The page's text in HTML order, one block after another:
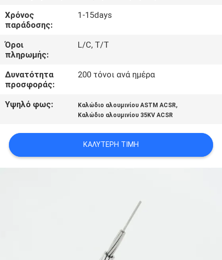
ΕΠΑΦΉ
ΜΕ
ΕΙΔΉΣΕΙΣ
ΖΗΤΉΣΤΕ
ΈΝΑ
ΑΠΌΣΠΑΣΜΑ
SITEMAP
Χρόνος
παράδοσης:
1-15days
Όροι
πληρωμής:
L/C, T/T
Δυνατότητα
προσφοράς:
200 τόνοι ανά ημέρα
Υψηλό φως: Καλώδιο αλουμινίου ASTM ACSR,
Καλώδιο αλουμινίου 35KV ACSR
ΚΑΛΎΤΕΡΗ ΤΙΜΉ